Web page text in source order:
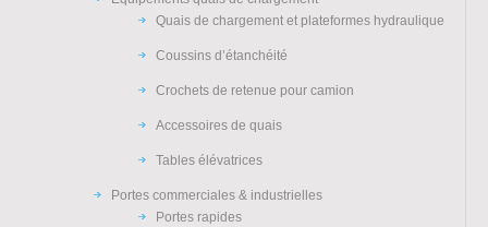
Quais de chargement et plateformes hydraulique
Coussins d’étanchéité
Crochets de retenue pour camion
Accessoires de quais
Tables élévatrices
Portes commerciales & industrielles
Portes rapides